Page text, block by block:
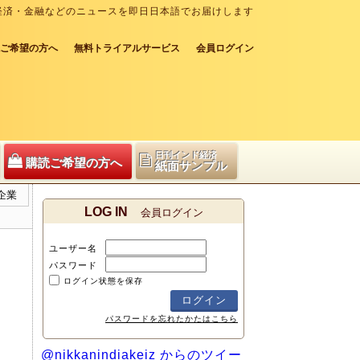
・金融などのニュースを即日日本語でお届けします
希望の方へ 無料トライアルサービス 会員ログイン
購読ご希望の方へ
日刊インド経済
紙面サンプル
業
LOG IN 会員ログイン
ユーザー名
パスワード
ログイン状態を保存
パスワードを忘れたかたはこちら
@nikkanindiakeiz からのツイー